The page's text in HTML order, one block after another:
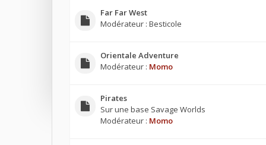
Far Far West
Modérateur : Besticole
Orientale Adventure
Modérateur : Momo
Pirates
Sur une base Savage Worlds
Modérateur : Momo